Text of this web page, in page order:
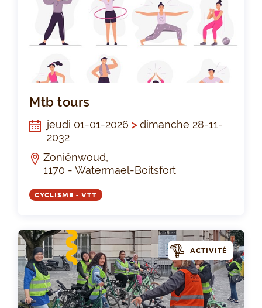
Mtb tours
jeudi 01-01-2026 >dimanche 28-11-
2032
Zoniënwoud,
1170 - Watermael-Boitsfort
CYCLISME - VTT
ACTIVITÉ